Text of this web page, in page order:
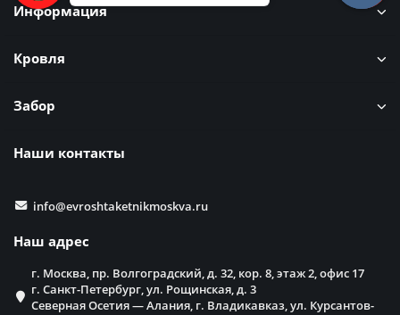
Информация
Кровля
Забор
Наши контакты
info@evroshtaketnikmoskva.ru
Наш адрес
г. Москва, пр. Волгоградский, д. 32, кор. 8, этаж 2, офис 17
г. Санкт-Петербург, ул. Рощинская, д. 3
Северная Осетия — Алания, г. Владикавказ, ул. Курсантов-